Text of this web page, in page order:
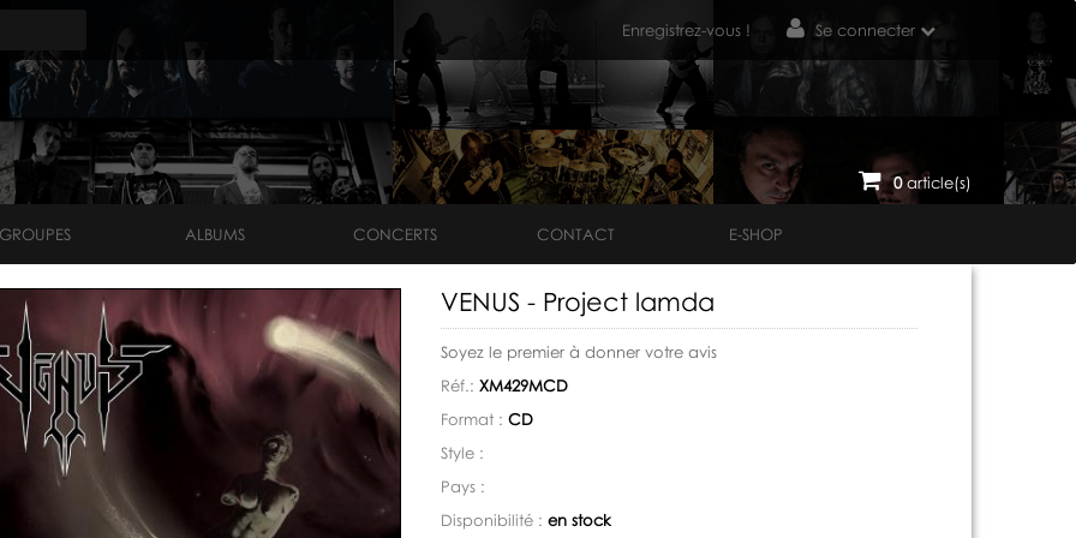
Enregistrez-vous ! Se connecter
0article(s)
GROUPES ALBUMS CONCERTS CONTACT E-SHOP
VENUS - Project lamda
Soyez le premier à donner votre avis
Réf.: XM429MCD
Format : CD
Style :
Pays :
Disponibilité : en stock